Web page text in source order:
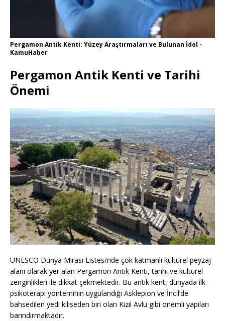
Pergamon Antik Kenti: Yüzey Araştırmaları ve Bulunan İdol -
KamuHaber
Pergamon Antik Kenti ve Tarihi
Önemi
UNESCO Dünya Mirası Listesi’nde çok katmanlı kültürel peyzaj
alanı olarak yer alan Pergamon Antik Kenti, tarihi ve kültürel
zenginlikleri ile dikkat çekmektedir. Bu antik kent, dünyada ilk
psikoterapi yönteminin uygulandığı Asklepion ve İncil’de
bahsedilen yedi kiliseden biri olan Kızıl Avlu gibi önemli yapıları
barındırmaktadır.